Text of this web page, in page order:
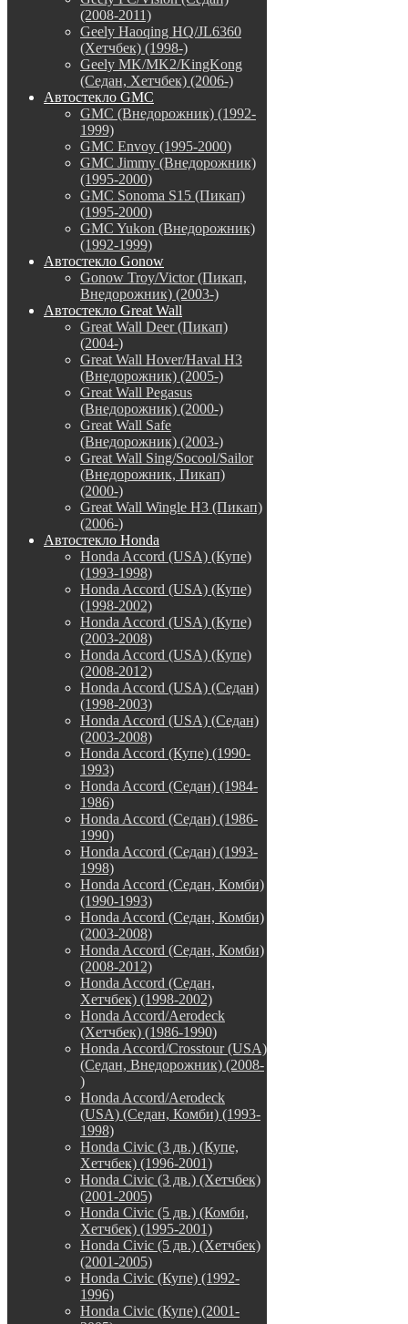
(2008-2011)
Geely Haoqing HQ/JL6360
(Хетчбек) (1998-)
Geely MK/MK2/KingKong
(Седан, Хетчбек) (2006-)
Автостекло GMC
GMC (Внедорожник) (1992-
1999)
GMC Envoy (1995-2000)
GMC Jimmy (Внедорожник)
(1995-2000)
GMC Sonoma S15 (Пикап)
(1995-2000)
GMC Yukon (Внедорожник)
(1992-1999)
Автостекло Gonow
Gonow Troy/Victor (Пикап,
Внедорожник) (2003-)
Автостекло Great Wall
Great Wall Deer (Пикап)
(2004-)
Great Wall Hover/Haval H3
(Внедорожник) (2005-)
Great Wall Pegasus
(Внедорожник) (2000-)
Great Wall Safe
(Внедорожник) (2003-)
Great Wall Sing/Socool/Sailor
(Внедорожник, Пикап)
(2000-)
Great Wall Wingle H3 (Пикап)
(2006-)
Автостекло Honda
Honda Accord (USA) (Купе)
(1993-1998)
Honda Accord (USA) (Купе)
(1998-2002)
Honda Accord (USA) (Купе)
(2003-2008)
Honda Accord (USA) (Купе)
(2008-2012)
Honda Accord (USA) (Седан)
(1998-2003)
Honda Accord (USA) (Седан)
(2003-2008)
Honda Accord (Купе) (1990-
1993)
Honda Accord (Седан) (1984-
1986)
Honda Accord (Седан) (1986-
1990)
Honda Accord (Седан) (1993-
1998)
Honda Accord (Седан, Комби)
(1990-1993)
Honda Accord (Седан, Комби)
(2003-2008)
Honda Accord (Седан, Комби)
(2008-2012)
Honda Accord (Седан,
Хетчбек) (1998-2002)
Honda Accord/Aerodeck
(Хетчбек) (1986-1990)
Honda Accord/Crosstour (USA)
(Седан, Внедорожник) (2008-
)
Honda Accord/Аerodeck
(USA) (Седан, Комби) (1993-
1998)
Honda Civic (3 дв.) (Купе,
Хетчбек) (1996-2001)
Honda Civic (3 дв.) (Хетчбек)
(2001-2005)
Honda Civic (5 дв.) (Комби,
Хетчбек) (1995-2001)
Honda Civic (5 дв.) (Хетчбек)
(2001-2005)
Honda Civic (Купе) (1992-
1996)
Honda Civic (Купе) (2001-